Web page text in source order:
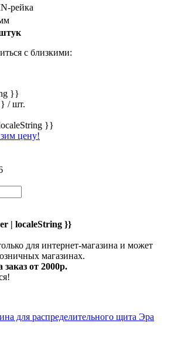
рейка
с близкими:
}}
/ шт.
}}
цену!
| localeString }}
для интернет-магазина и может
магазинах.
от 2000р.
для распределительного щита Эра